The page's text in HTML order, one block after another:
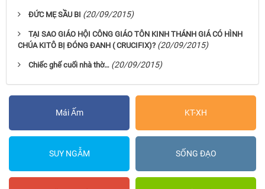
ĐỨC MẸ SẦU BI (20/09/2015)
TẠI SAO GIÁO HỘI CÔNG GIÁO TÔN KINH THÁNH GIÁ CÓ HÌNH
CHÚA KITÔ BỊ ĐÓNG ĐANH ( CRUCIFIX)? (20/09/2015)
Chiếc ghế cuối nhà thờ… (20/09/2015)
Mái Ấm KT-XH
SUY NGẪM SỐNG ĐẠO